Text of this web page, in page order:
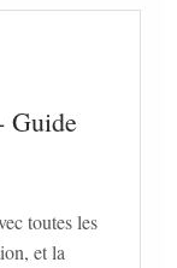
Guide
toutes les
et la